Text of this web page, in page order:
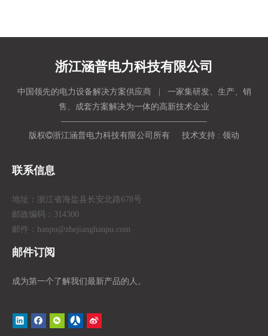
浙江涵普电力科技有限公司
中国领先的电力设备解决方案供应商 | 一家集研发、生产、销
售、成套方案解决为一体的高新技术企业
版权浙江涵普电力科技有限公司所有 技术支持 : 领动
联系信息
地址：浙江省海盐县长安北路678号
邮政编码：314300
邮件：hanpu@zhejianghanpu.com
邮件订阅
成为第一个了解我们最新产品的人。